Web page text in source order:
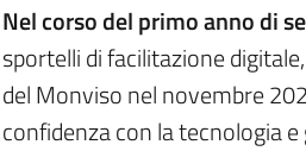
Nel corso del primo anno di
sportelli di facilitazione
del Monviso nel novembre
confidenza con la tecnologia